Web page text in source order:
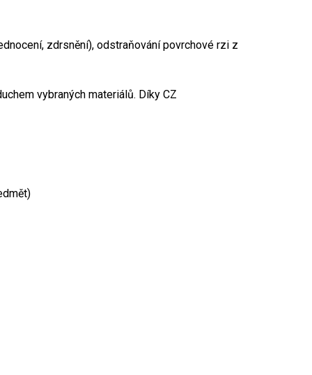
zdrsnění), odstraňování povrchové rzi z
vybraných materiálů. Díky CZ